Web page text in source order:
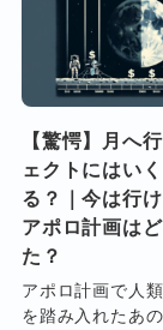
【驚愕】月へ
ェクトにはい
る？｜今は行
アポロ計画は
た？
アポロ計画で人
を踏み入れたあ